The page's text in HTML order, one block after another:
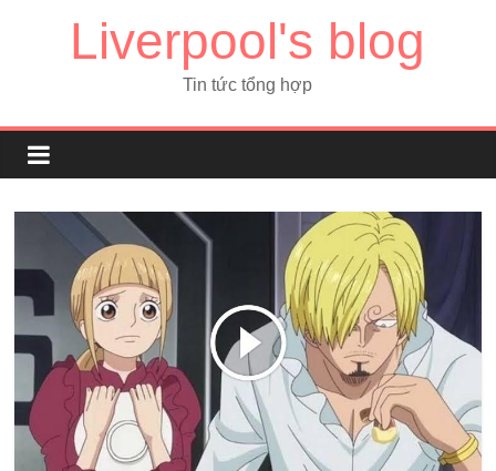
Liverpool's blog
Tin tức tổng hợp